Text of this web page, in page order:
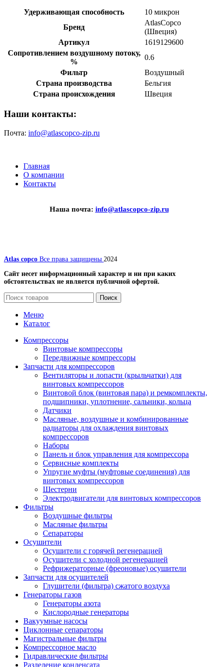
Удерживающая способность
10 микрон
Бренд
AtlasCopco
(Швеция)
Артикул
1619129600
Сопротивлением воздушному потоку,
%
0.6
Фильтр
Воздушный
Страна производства
Бельгия
Страна происхождения
Швеция
Наши контакты:
Почта: info@atlascopco-zip.ru
Главная
О компании
Контакты
Наша почта: info@atlascopco-zip.ru
Atlas copco Все права защищены 2024
Сайт несет информационный характер и ни при каких
обстоятельствах не является публичной офертой.
Поиск
Меню
Каталог
Компрессоры
Винтовые компрессоры
Передвижные компрессоры
Запчасти для компрессоров
Вентиляторы и лопасти (крыльчатки) для
винтовых компрессоров
Винтовой блок (винтовая пара) и ремкомплекты,
подшипники, уплотнение, сальники, кольца
Датчики
Масляные, воздушные и комбинированные
радиаторы для охлаждения винтовых
компрессоров
Наборы
Панель и блок управления для компрессора
Сервисные комплекты
Упругие муфты (муфтовые соединения) для
винтовых компрессоров
Шестерни
Электродвигатели для винтовых компрессоров
Фильтры
Воздушные фильтры
Масляные фильтры
Сепараторы
Осушители
Осушители с горячей регенерацией
Осушители с холодной регенерацией
Рефрижераторные (фреоновые) осушители
Запчасти для осушителей
Глушители (фильтра) сжатого воздуха
Генераторы газов
Генераторы азота
Кислородные генераторы
Вакуумные насосы
Циклонные сепараторы
Магистральные фильтры
Компрессорное масло
Гидравлические фильтры
Разделение конденсата